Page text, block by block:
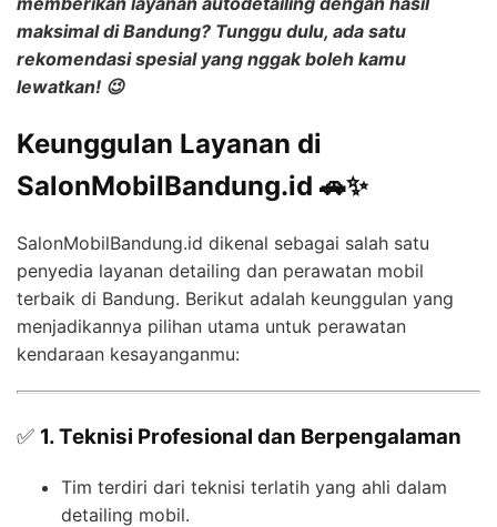
maksimaldi Bandung? Tunggu dulu, ada satu
rekomendasi spesial yang nggak boleh kamu
lewatkan! 😉
Keunggulan Layanan di
SalonMobilBandung.id 🚗✨
SalonMobilBandung.id dikenal sebagai salah satu
penyedia layanan detailing dan perawatan mobil
terbaik di Bandung. Berikut adalah keunggulan yang
menjadikannya pilihan utama untuk perawatan
kendaraan kesayanganmu:
✅ 1. Teknisi Profesional dan Berpengalaman
Tim terdiri dari teknisi terlatih yang ahli dalam
detailing mobil.